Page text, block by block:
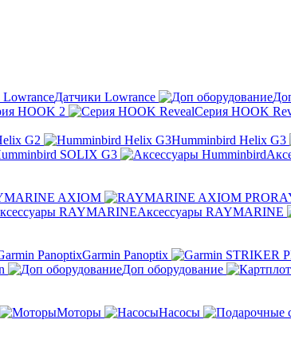
Датчики Lowrance
HOOK 2
Серия HOOK
G2 Humminbird Helix G3
SOLIX G3
AXIOM
Аксессуары RAYMARINE
Garmin Panoptix
Доп оборудование
Моторы Насосы